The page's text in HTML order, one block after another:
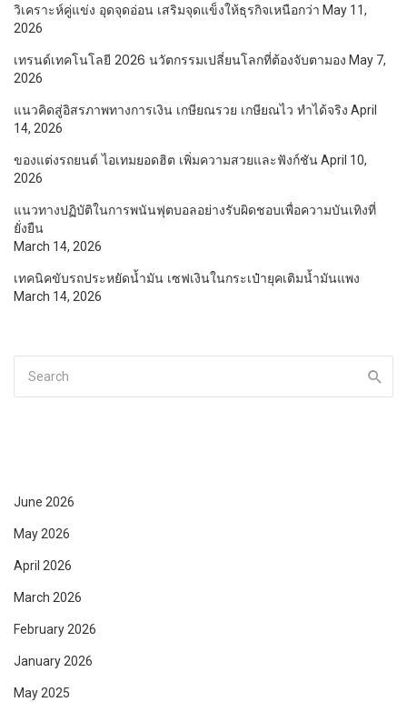
วิเคราะห์คู่แข่ง อุดจุดอ่อน เสริมจุดแข็งให้ธุรกิจเหนือกว่า May 11,
2026
เทรนด์เทคโนโลยี 2026 นวัตกรรมเปลี่ยนโลกที่ต้องจับตามอง May 7,
2026
แนวคิดสู่อิสรภาพทางการเงิน เกษียณรวย เกษียณไว ทำได้จริง April
14, 2026
ของแต่งรถยนต์ ไอเทมยอดฮิต เพิ่มความสวยและฟังก์ชันApril 10,
2026
แนวทางปฏิบัติในการพนันฟุตบอลอย่างรับผิดชอบเพื่อความบันเทิงที่
ยั่งยืน
March 14, 2026
เทคนิคขับรถประหยัดน้ำมัน เซฟเงินในกระเป๋ายุคเติมน้ำมันแพง
March 14, 2026
June 2026
May 2026
April 2026
March 2026
February 2026
January 2026
May 2025